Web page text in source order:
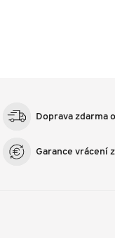
Doprava zdarma
Garance vrácení